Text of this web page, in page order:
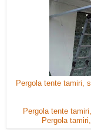
Pergola tente tamiri,
Pergola tente
Pergola